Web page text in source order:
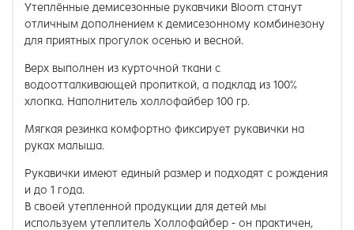
Утеплённые демисезонные рукавчики Bloom станут
отличным дополнением к демисезонному комбинезону
для приятных прогулок осенью и весной.
Верх выполнен из курточной ткани с
водоотталкивающей пропиткой, а подклад из 100%
хлопка. Наполнитель холлофайбер 100 гр.
Мягкая резинка комфортно фиксирует рукавички на
руках малыша.
Рукавички имеют единый размер и подходят с рождения
и до 1 года.
В своей утепленной продукции для детей мы
используем утеплитель Холлофайбер - он практичен,